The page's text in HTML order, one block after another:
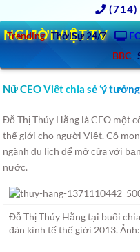
(714)
Trending ThờiSự 24/7
BBC
NGƯỜIVIỆT.TV
Nữ CEO Việt chia sẻ ‘ý
Đỗ Thị Thúy Hằng là CEO một
thế giới cho người Việt.Cô
ngành du lịch để mở cửa với
nước.
Đỗ Thị Thúy Hằng tại buổi
đàn kinh tế thế giới 2013. Ảnh: